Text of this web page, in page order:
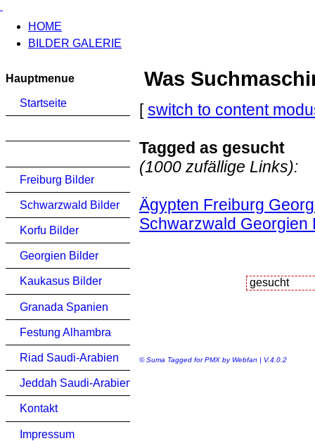
HOME
BILDER GALERIE
Hauptmenue
Startseite
Freiburg Bilder
Schwarzwald Bilder
Korfu Bilder
Georgien Bilder
Kaukasus Bilder
Granada Spanien
Festung Alhambra
Riad Saudi-Arabien
Jeddah Saudi-Arabien
Kontakt
Impressum
Was
[switch to content
Tagged as gesucht
(1000 zufällige Links):
Ägypten Freiburg
Schwarzwald Georgien
© Suma Tagged for PMX by Webfan | V.4.0.2